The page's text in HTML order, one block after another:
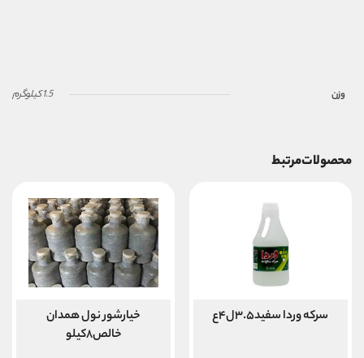
وزن 1.5 کیلوگرم
محصولات مرتبط
سرکه وردا سفید۳.۵ل۴ع
خیارشور نول همدان
خالص۸کیلو